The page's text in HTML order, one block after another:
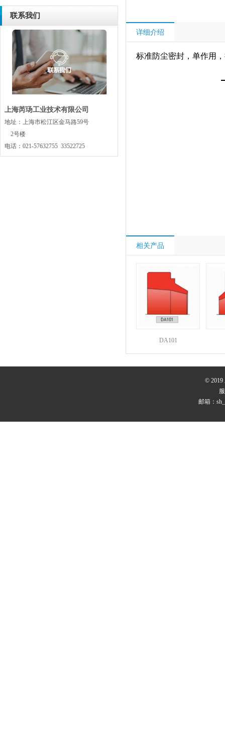
联系我们
上海芮玚工业技术有限公司
地址：上海市松江区金马路59号
2号楼
电话：021-57632755 33522725
详细介绍
标准防尘密封，单作用
相关产品
DA101
© 2019
邮箱：